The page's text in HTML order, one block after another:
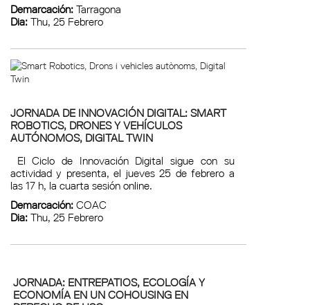
Demarcación:Tarragona
Dia:Thu, 25 Febrero
JORNADA DE INNOVACIÓN DIGITAL: SMART
ROBOTICS, DRONES Y VEHÍCULOS
AUTÓNOMOS, DIGITAL TWIN
El Ciclo de Innovación Digital sigue con su
actividad y presenta, el jueves 25 de febrero a
las 17 h, la cuarta sesión online.
Demarcación:COAC
Dia:Thu, 25 Febrero
JORNADA: ENTREPATIOS, ECOLOGÍA Y
ECONOMÍA EN UN COHOUSING EN